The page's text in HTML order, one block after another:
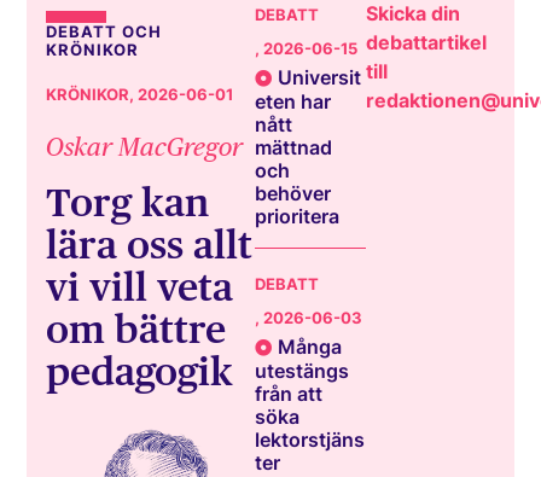
DEBATT OCH
KRÖNIKOR
KRÖNIKOR, 2026-06-01
Oskar MacGregor
Torg kan
lära oss allt
vi vill veta
om bättre
pedagogik
DEBATT
, 2026-06-15
Universit
eten har
nått
mättnad
och
behöver
prioritera
DEBATT
, 2026-06-03
Många
utestängs
från att
söka
lektorstjäns
ter
Skicka din
debattartikel
till